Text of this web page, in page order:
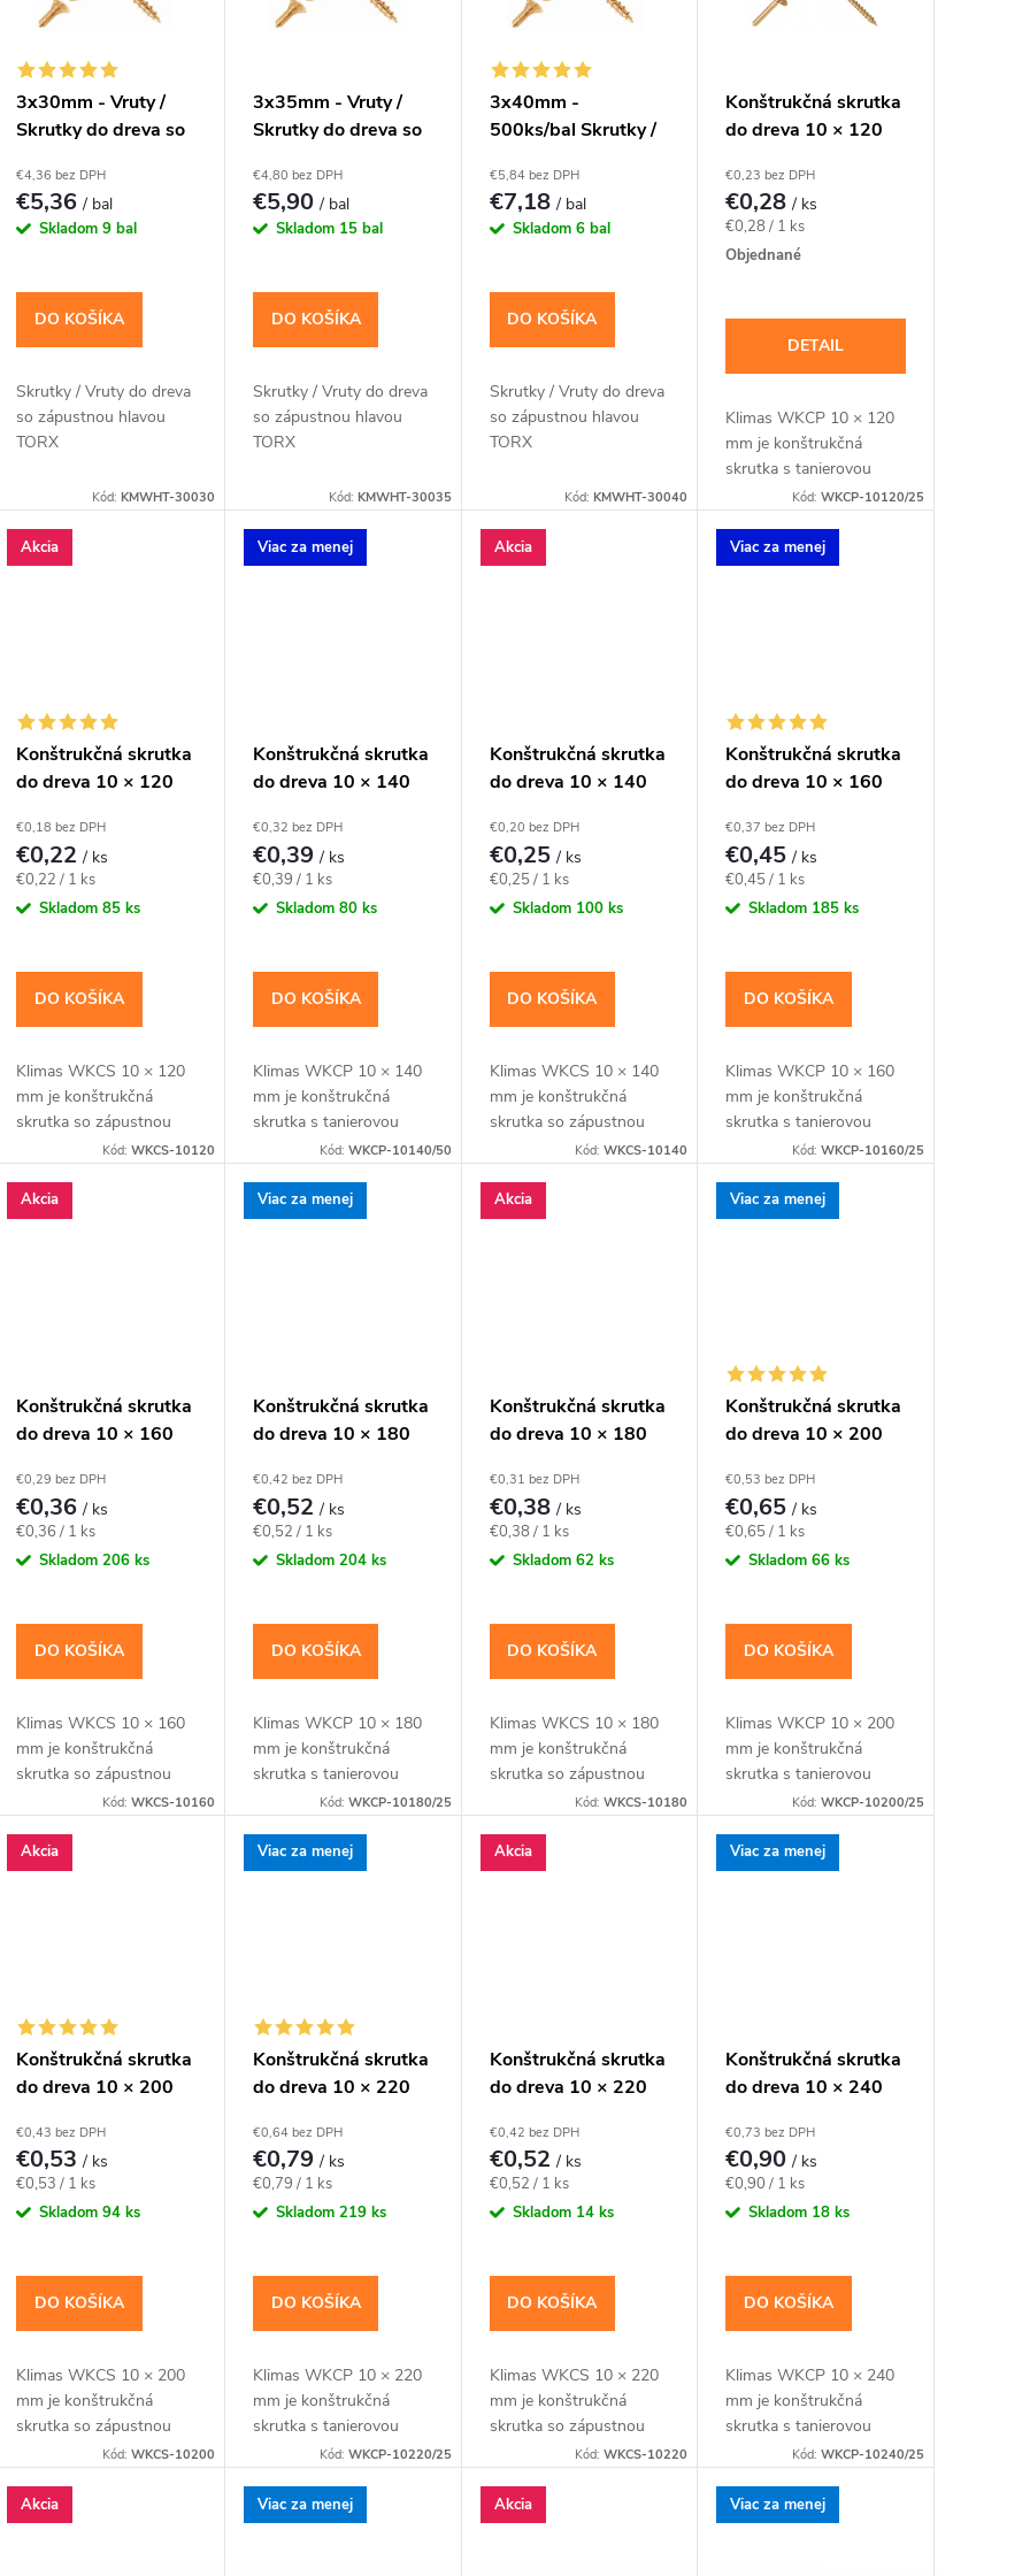
3x30mm - Vruty /
Skrutky do dreva so
TORX - KMWHT
€4,36 bez DPH
€5,36/ bal
Skladom 9 bal
DO KOŠÍKA
Skrutky / Vruty do dreva
so zápustnou hlavou
TORX
Kód: KMWHT-30030
3x35mm - Vruty /
Skrutky do dreva so
TORX - KMWHT
€4,80 bez DPH
€5,90/ bal
Skladom 15 bal
DO KOŠÍKA
Skrutky / Vruty do dreva
so zápustnou hlavou
TORX
Kód: KMWHT-30035
3x40mm -
500ks/bal Skrutky /
zápustnou hlavou
TORX, KMWHT
€5,84 bez DPH
€7,18/ bal
Skladom 6 bal
DO KOŠÍKA
Skrutky / Vruty do dreva
so zápustnou hlavou
TORX
Kód:KMWHT-30040
Konštrukčná skrutka
do dreva 10 × 120
TX40 – Klimas
WKCP
€0,23 bez DPH
€0,28/ ks
Jednotková
cena:
€0,28 / 1 ks
Objednané
DETAIL
Klimas WKCP 10 × 120
mm je konštrukčná
skrutka s tanierovou
hlavou pre masívnejšie
konštrukčné spoje
navrhnuté pre priemer
Kód: WKCP-10120/25
Akcia
Konštrukčná skrutka
do dreva 10 × 120
TX40 – Klimas
WKCS
€0,18 bez DPH
€0,22/ ks
Jednotková
cena:
€0,22 / 1 ks
Skladom 85 ks
DO KOŠÍKA
Klimas WKCS 10 × 120
mm je konštrukčná
skrutka so zápustnou
hlavou pre kratšie
dosiek, lát a drevených
prvkov s rovným
Kód: WKCS-10120
Viac za menej
Konštrukčná skrutka
do dreva 10 × 140
TX40 – Klimas
WKCP
€0,32 bez DPH
€0,39/ ks
Jednotková
cena:
€0,39 / 1 ks
Skladom 80 ks
DO KOŠÍKA
Klimas WKCP 10 × 140
mm je konštrukčná
skrutka s tanierovou
hlavou pre masívnejšie
konštrukčné spoje
navrhnuté pre priemer
Kód: WKCP-10140/50
Akcia
Konštrukčná skrutka
do dreva 10 × 140
TX40 – Klimas
WKCS
€0,20 bez DPH
€0,25/ ks
Jednotková
cena:
€0,25 / 1 ks
Skladom 100 ks
DO KOŠÍKA
Klimas WKCS 10 × 140
mm je konštrukčná
skrutka so zápustnou
hlavou pre spájanie
drevených rámov so
zapustenou hlavou. Závit
Kód:WKCS-10140
Viac za menej
Konštrukčná skrutka
do dreva 10 × 160
TX40 – Klimas
WKCP
€0,37 bez DPH
€0,45/ ks
Jednotková
cena:
€0,45 / 1 ks
Skladom 185 ks
DO KOŠÍKA
Klimas WKCP 10 × 160
mm je konštrukčná
skrutka s tanierovou
hlavou pre masívnejšie
konštrukčné spoje
navrhnuté pre priemer
Kód: WKCP-10160/25
Akcia
Konštrukčná skrutka
do dreva 10 × 160
TX40 – Klimas
WKCS
€0,29 bez DPH
€0,36/ ks
Jednotková
cena:
€0,36 / 1 ks
Skladom 206 ks
DO KOŠÍKA
Klimas WKCS 10 × 160
mm je konštrukčná
skrutka so zápustnou
hlavou pre spájanie
drevených rámov so
zapustenou hlavou. Závit
Kód: WKCS-10160
Viac za menej
Konštrukčná skrutka
do dreva 10 × 180
TX40 – Klimas
WKCP
€0,42 bez DPH
€0,52/ ks
Jednotková
cena:
€0,52 / 1 ks
Skladom 204 ks
DO KOŠÍKA
Klimas WKCP 10 × 180
mm je konštrukčná
skrutka s tanierovou
hlavou pre masívnejšie
konštrukčné spoje
navrhnuté pre priemer
Kód: WKCP-10180/25
Akcia
Konštrukčná skrutka
do dreva 10 × 180
TX40 – Klimas
WKCS
€0,31 bez DPH
€0,38/ ks
Jednotková
cena:
€0,38 / 1 ks
Skladom 62 ks
DO KOŠÍKA
Klimas WKCS 10 × 180
mm je konštrukčná
skrutka so zápustnou
hlavou pre spájanie
drevených rámov so
zapustenou hlavou. Závit
Kód:WKCS-10180
Viac za menej
Konštrukčná skrutka
do dreva 10 × 200
TX40 – Klimas
WKCP
€0,53 bez DPH
€0,65/ ks
Jednotková
cena:
€0,65 / 1 ks
Skladom66 ks
DO KOŠÍKA
Klimas WKCP 10 × 200
mm je konštrukčná
skrutka s tanierovou
hlavou pre masívnejšie
konštrukčné spoje
navrhnuté pre priemer
Kód: WKCP-10200/25
Akcia
Konštrukčná skrutka
do dreva 10 × 200
TX40 – Klimas
WKCS
€0,43 bez DPH
€0,53/ ks
Jednotková
cena:
€0,53 / 1 ks
Skladom 94 ks
DO KOŠÍKA
Klimas WKCS 10 × 200
mm je konštrukčná
skrutka so zápustnou
hlavou pre spájanie
drevených rámov so
zapustenou hlavou. Závit
Kód: WKCS-10200
Viac za menej
Konštrukčná skrutka
do dreva 10 × 220
TX40 – Klimas
WKCP
€0,64 bez DPH
€0,79/ ks
Jednotková
cena:
€0,79 / 1 ks
Skladom 219 ks
DO KOŠÍKA
Klimas WKCP 10 × 220
mm je konštrukčná
skrutka s tanierovou
hlavou pre masívnejšie
konštrukčné spoje
navrhnuté pre priemer
Kód: WKCP-10220/25
Akcia
Konštrukčná skrutka
do dreva 10 × 220
TX40 – Klimas
WKCS
€0,42 bez DPH
€0,52/ ks
Jednotková
cena:
€0,52 / 1 ks
Skladom 14 ks
DO KOŠÍKA
Klimas WKCS 10 × 220
mm je konštrukčná
skrutka so zápustnou
hlavou pre spájanie
drevených rámov so
zapustenou hlavou. Závit
Kód:WKCS-10220
Viac za menej
Konštrukčná skrutka
do dreva 10 × 240
TX40 – Klimas
WKCP
€0,73 bez DPH
€0,90/ ks
Jednotková
cena:
€0,90 / 1 ks
Skladom 18 ks
DO KOŠÍKA
Klimas WKCP 10 × 240
mm je konštrukčná
skrutka s tanierovou
hlavou pre masívnejšie
konštrukčné spoje
navrhnuté pre priemer
Kód: WKCP-10240/25
Akcia Viac za menej Akcia Viac za menej